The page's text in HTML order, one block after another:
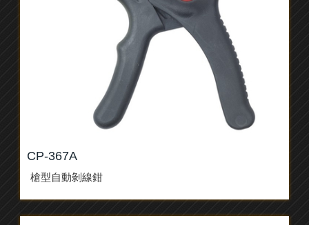
CP-367A
槍型自動剝線鉗